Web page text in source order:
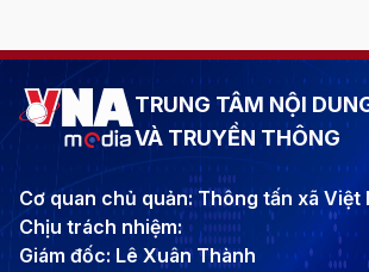
TRUNG TÂM NỘI
VÀ TRUYỀN THÔNG
Cơ quan chủ quản: Thông tấn xã Việt
Chịu trách nhiệm:
Giám đốc: Lê Xuân Thành